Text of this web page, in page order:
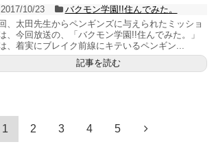
2017/10/23
バクモン学園!!住んでみた。
、太田先生からペンギンズに与えられたミッショ
、今回放送の、「バクモン学園!!住んでみた。」
、着実にブレイク前線にキテいるペンギン...
記事を読む
1 2 3 4 5